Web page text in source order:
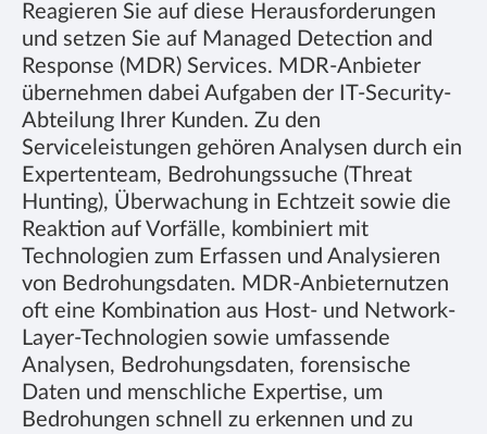
Reagieren Sie auf diese Herausforderungen
und setzen Sie auf Managed Detection and
Response (MDR) Services. MDR-Anbieter
übernehmen dabei Aufgaben der IT-Security-
Abteilung Ihrer Kunden. Zu den
Serviceleistungen gehören Analysen durch ein
Expertenteam, Bedrohungssuche (Threat
Hunting), Überwachung in Echtzeit sowie die
Reaktion auf Vorfälle, kombiniert mit
Technologien zum Erfassen und Analysieren
von Bedrohungsdaten. MDR-Anbieternutzen
oft eine Kombination aus Host- und Network-
Layer-Technologien sowie umfassende
Analysen, Bedrohungsdaten, forensische
Daten und menschliche Expertise, um
Bedrohungen schnell zu erkennen und zu